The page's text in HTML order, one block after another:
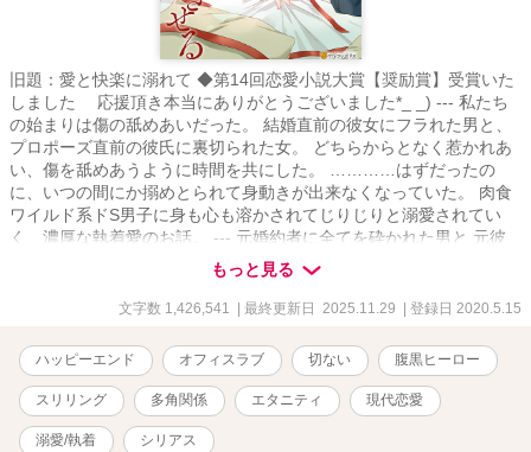
旧題：愛と快楽に溺れて ◆第14回恋愛小説大賞【奨励賞】受賞いた
しました 応援頂き本当にありがとうございました*_ _) --- 私たち
の始まりは傷の舐めあいだった。 結婚直前の彼女にフラれた男と、
プロポーズ直前の彼氏に裏切られた女。 どちらからとなく惹かれあ
い、傷を舐めあうように時間を共にした。 …………はずだったの
に、いつの間にか搦めとられて身動きが出来なくなっていた。 肉食
ワイルド系ドS男子に身も心も溶かされてじりじりと溺愛されてい
く、濃厚な執着愛のお話。 --- 元婚約者に全てを砕かれた男と 元彼
氏に"不感症"と言われ捨てられた女が紡ぐ、 トラウマ持ちふたりの
時々シリアスじれじれ溺愛ストーリー。 --- ＊印＝R18 ※印＝流血表
現含む暴力的・残酷描写があります。苦手な方はご注意ください。
話です。 ◎恋愛や人間関係に傷ついた登場人物ばかりでシリアスで
重たいシーン多め。腹黒や悪役もいますが全ての登場人物が物語を
経て成長していきます。 ◎（微量）ざまぁ＆スカッと・（一部の
み）下品な表現・（一部のみ）無理矢理の描写あり。稀に予告無く
入ります。苦手な方は気をつけて読み進めて頂けたら幸いです。 ◎
もっと見る
文字数 1,426,541 | 最終更新日 2025.11.29 | 登録日 2020.5.15
ハッピーエンド オフィスラブ 切ない 腹黒ヒーロー
スリリング 多角関係 エタニティ 現代恋愛
溺愛/執着 シリアス